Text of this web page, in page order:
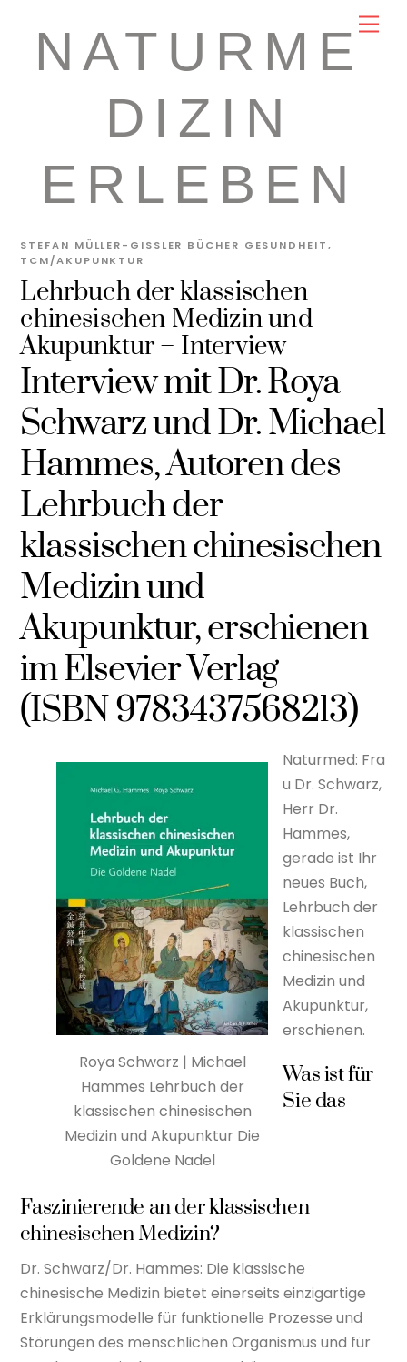
contentNATURME
DIZIN
ERLEBEN
Lehrbuch der klassischen
chinesischen Medizin und
Akupunktur – Interview
STEFAN MÜLLER-GISSLER BÜCHER GESUNDHEIT,
TCM/AKUPUNKTUR
Interview mit Dr. Roya
Schwarz und Dr. Michael
Hammes, Autoren des
Lehrbuch der
klassischen chinesischen
Medizin und
Akupunktur, erschienen
im Elsevier Verlag
(ISBN 9783437568213)
Roya Schwarz | Michael
Hammes Lehrbuch der
klassischen chinesischen
Medizin und Akupunktur Die
Goldene Nadel
Naturmed: Fra
u Dr. Schwarz,
Herr Dr.
Hammes,
gerade ist Ihr
neues Buch,
Lehrbuch der
klassischen
chinesischen
Medizin und
Akupunktur,
erschienen.
Was ist für
Sie das
Faszinierende an der klassischen
chinesischen Medizin?
Dr. Schwarz/Dr. Hammes: Die klassische
chinesische Medizin bietet einerseits einzigartige
Erklärungsmodelle für funktionelle Prozesse und
Störungen des menschlichen Organismus und für